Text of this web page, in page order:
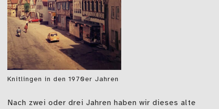
Knitlingen in den 1970er Jahren
Nach zwei oder drei Jahren haben wir dieses alte